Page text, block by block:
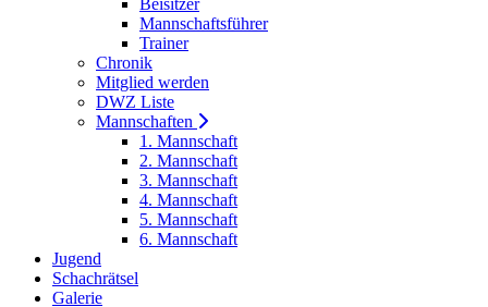
Beisitzer
Mannschaftsführer
Trainer
Chronik
Mitglied werden
DWZ Liste
Mannschaften
1. Mannschaft
2. Mannschaft
3. Mannschaft
4. Mannschaft
5. Mannschaft
6. Mannschaft
Jugend
Schachrätsel
Galerie